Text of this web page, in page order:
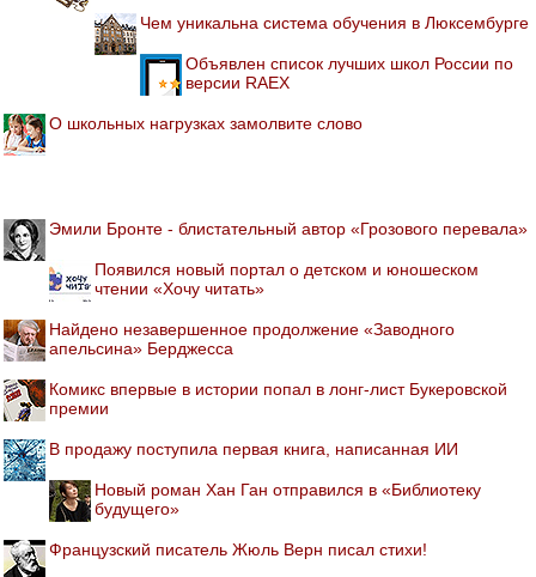
Чем уникальна система обучения в Люксембурге
Объявлен список лучших школ России по
версии RAEX
О школьных нагрузках замолвите слово
Эмили Бронте - блистательный автор «Грозового перевала»
Появился новый портал о детском и юношеском
чтении «Хочу читать»
Найдено незавершенное продолжение «Заводного
апельсина» Берджесса
Комикс впервые в истории попал в лонг-лист Букеровской
премии
В продажу поступила первая книга, написанная ИИ
Новый роман Хан Ган отправился в «Библиотеку
будущего»
Французский писатель Жюль Верн писал стихи!